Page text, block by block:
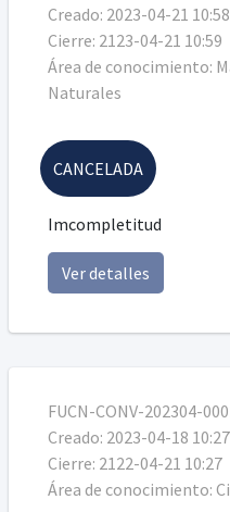
Creado: 2023-04-21 10:58
Cierre: 2123-04-21 10:59
Área de conocimiento:
Naturales
Imcompletitud
Ver detalles
CANCELADA
FUCN-CONV-202304-
Creado: 2023-04-18 10:27
Cierre: 2122-04-21 10:27
Área de conocimiento: